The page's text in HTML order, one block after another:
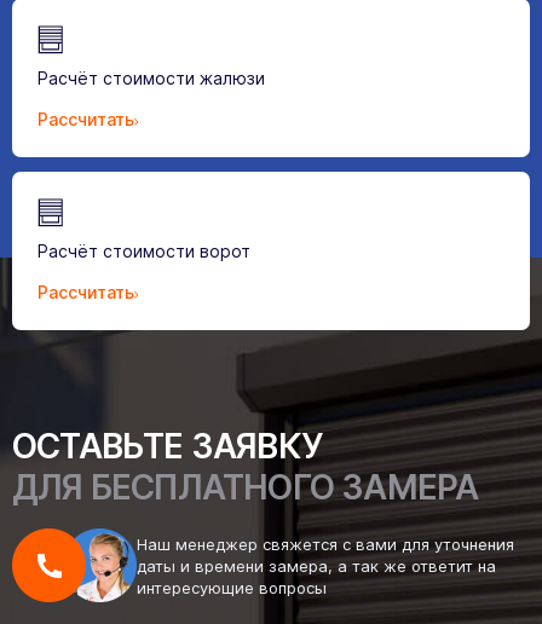
Расчёт стоимости жалюзи
Рассчитать
Расчёт стоимости ворот
Рассчитать
ОСТАВЬТЕ ЗАЯВКУ
ДЛЯ БЕСПЛАТНОГО ЗАМЕРА
Наш менеджер свяжется с вами для уточнения
даты и времени замера, а так же ответит на
интересующие вопросы